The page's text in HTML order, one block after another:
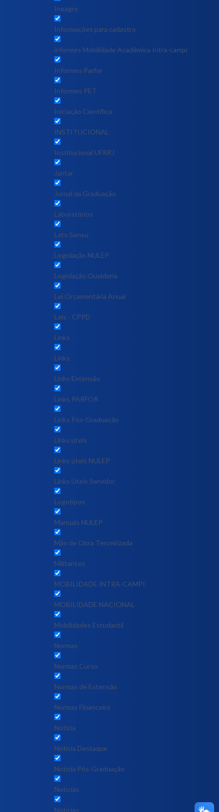
Ineagro
Informações para cadastro
informes Mobilidade Acadêmica Intra-campi
Informes Parfor
Informes PET
Iniciação Científica
INSTITUCIONAL
Institucional UFRRJ
Jantar
Jornal da Graduação
Laboratórios
Lato Sensu
Legislação NULEP
Legislação Ouvidoria
Lei Orçamentária Anual
Leis - CPPD
Links
Links
Links Extensão
Links PARFOR
Links Pós-Graduação
Links úteis
Links úteis NULEP
Links Úteis Servidor
Logotipos
Manuais NULEP
Mão de Obra Terceirizada
Militantes
MOBILIDADE INTRA-CAMPI
MOBILIDADE NACIONAL
Mobilidades Estudantil
Normas
Normas Curso
Normas de Extensão
Normas Financeiro
Notícia
Notícia Destaque
Noticia Pós-Graduação
Notícias
Notícias